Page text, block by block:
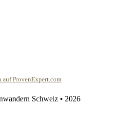
auf ProvenExpert.com
Schweiz • 2026